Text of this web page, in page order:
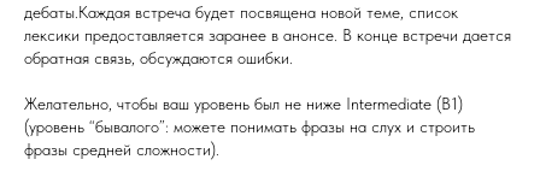
дебаты.Каждая встреча будет посвящена новой теме, список
лексики предоставляется заранее в анонсе. В конце встречи дается
обратная связь, обсуждаются ошибки.
Желательно, чтобы ваш уровень был не ниже Intermediate (B1)
(уровень “бывалого”: можете понимать фразы на слух и строить
фразы средней сложности).